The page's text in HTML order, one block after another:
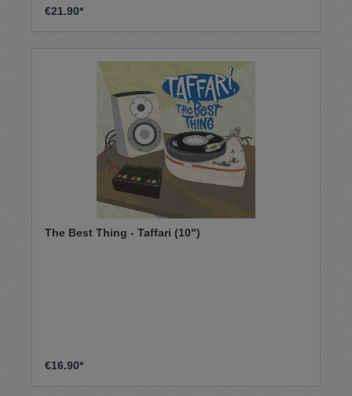
und eine Intimität, die an kleine Studiosessions
€21.90*
The Best Thing - Taffari (10")
€16.90*